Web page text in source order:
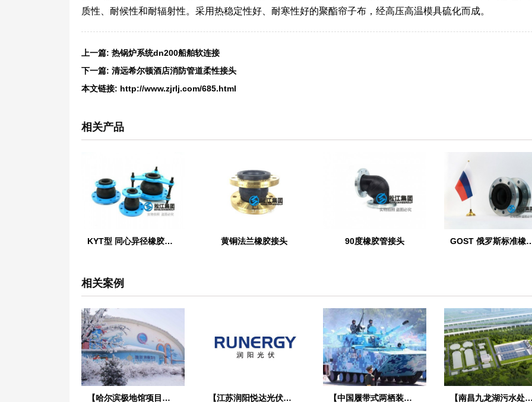
质性、耐候性和耐辐射性。采用热稳定性好、耐寒性好的聚酯帘子布，经高压高温模具硫化而成。
上一篇: 热锅炉系统dn200船舶软连接
下一篇: 清远希尔顿酒店消防管道柔性接头
本文链接: http://www.zjrlj.com/685.html
相关产品
KYT型 同心异径橡胶接头 黄铜法兰橡胶接头 90度橡胶管接头 GOST 俄罗斯标
相关案例
【哈尔滨极地馆项目】DE橡胶接头合同 【江苏润阳悦达光伏】橡胶接头合同 【中国履带式两栖装甲车辆项目】橡胶接头合同 【南昌九龙湖污水处理厂】